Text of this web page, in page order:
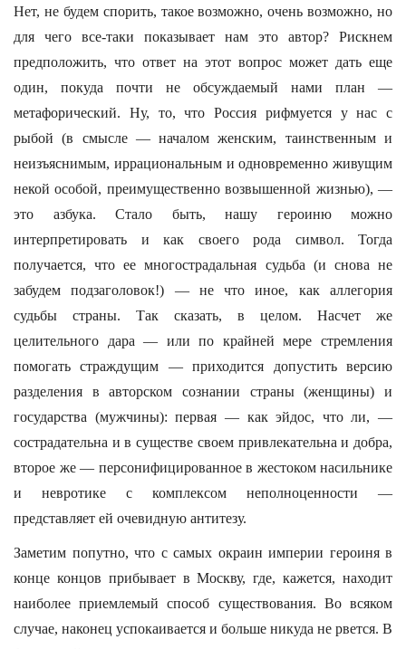
Нет, не будем спорить, такое возможно, очень возможно, но
для чего все-таки показывает нам это автор? Рискнем
предположить, что ответ на этот вопрос может дать еще
один, покуда почти не обсуждаемый нами план —
метафорический. Ну, то, что Россия рифмуется у нас с
рыбой (в смысле — началом женским, таинственным и
неизъяснимым, иррациональным и одновременно живущим
некой особой, преимущественно возвышенной жизнью), —
это азбука. Стало быть, нашу героиню можно
интерпретировать и как своего рода символ. Тогда
получается, что ее многострадальная судьба (и снова не
забудем подзаголовок!) — не что иное, как аллегория
судьбы страны. Так сказать, в целом. Насчет же
целительного дара — или по крайней мере стремления
помогать страждущим — приходится допустить версию
разделения в авторском сознании страны (женщины) и
государства (мужчины): первая — как эйдос, что ли, —
сострадательна и в существе своем привлекательна и добра,
второе же — персонифицированное в жестоком насильнике
и невротике с комплексом неполноценности —
представляет ей очевидную антитезу.
Заметим попутно, что с самых окраин империи героиня в
конце концов прибывает в Москву, где, кажется, находит
наиболее приемлемый способ существования. Во всяком
случае, наконец успокаивается и больше никуда не рвется. В